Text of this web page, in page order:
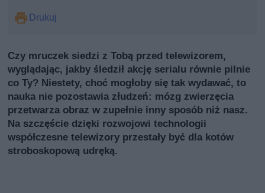
Drukuj
Czy mruczek siedzi z Tobą przed telewizorem,
wyglądając, jakby śledził akcję serialu równie pilnie
co Ty? Niestety, choć mogłoby się tak wydawać, to
nauka nie pozostawia złudzeń: mózg zwierzęcia
przetwarza obraz w zupełnie inny sposób niż nasz.
Na szczęście dzięki rozwojowi technologii
współczesne telewizory przestały być dla kotów
stroboskopową udręką.